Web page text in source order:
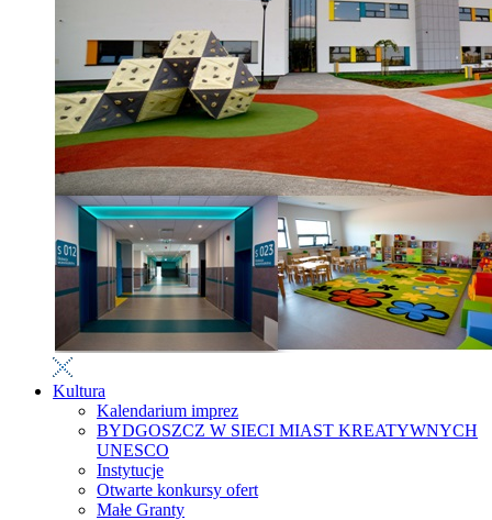
Kultura
Kalendarium imprez
BYDGOSZCZ W SIECI MIAST KREATYWNYCH
UNESCO
Instytucje
Otwarte konkursy ofert
Małe Granty